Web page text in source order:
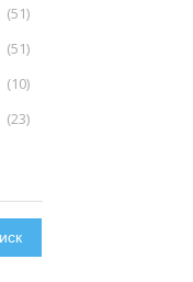
(51)
(51)
(10)
(23)